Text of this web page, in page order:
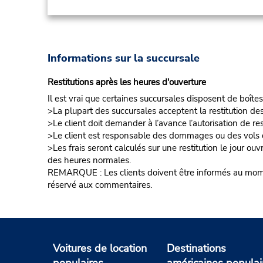
Informations sur la succursale
Restitutions après les heures d'ouverture
Il est vrai que certaines succursales disposent de
>La plupart des succursales acceptent la restitution
>Le client doit demander à l’avance l’autorisation de
>Le client est responsable des dommages ou des
>Les frais seront calculés sur une restitution le jour
des heures normales.
REMARQUE : Les clients doivent être informés au
réservé aux commentaires.
Voitures de location
Destinations